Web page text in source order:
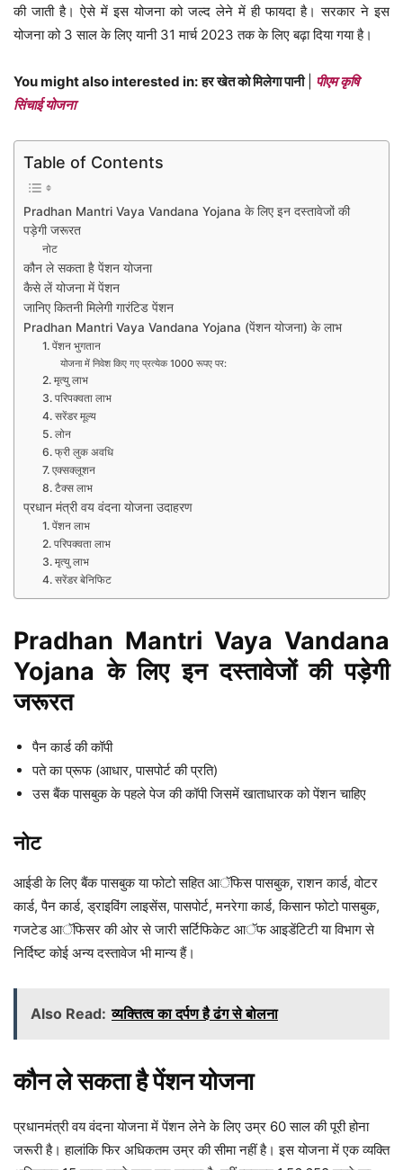
की जाती है। ऐसे में इस योजना को जल्द लेने में ही फायदा है। सरकार ने इस
योजना को 3 साल के लिए यानी 31 मार्च 2023 तक के लिए बढ़ा दिया गया है।
You might also interested in: हर खेत को मिलेगा पानी| पीएम कृषि
सिंचाई योजना
Table of Contents
Pradhan Mantri Vaya Vandana Yojana के लिए इन दस्तावेजों की
पड़ेगी जरूरत
नोट
कौन ले सकता है पेंशन योजना
कैसे लें योजना में पेंशन
जानिए कितनी मिलेगी गारंटिड पेंशन
Pradhan Mantri Vaya Vandana Yojana (पेंशन योजना) के लाभ
1. पेंशन भुगतान
योजना में निवेश किए गए प्रत्येक 1000 रूपए पर:
2. मृत्यु लाभ
3. परिपक्वता लाभ
4. सरेंडर मूल्य
5. लोन
6. फ्री लुक अवधि
7. एक्सक्लूशन
8. टैक्स लाभ
प्रधान मंत्री वय वंदना योजना उदाहरण
1. पेंशन लाभ
2. परिपक्वता लाभ
3. मृत्यु लाभ
4. सरेंडर बेनिफिट
Pradhan Mantri Vaya Vandana
Yojana के लिए इन दस्तावेजों की पड़ेगी
जरूरत
पैन कार्ड की कॉपी
पते का प्रूफ (आधार, पासपोर्ट की प्रति)
उस बैंक पासबुक के पहले पेज की कॉपी जिसमें खाताधारक को पेंशन चाहिए
नोट
आईडी के लिए बैंक पासबुक या फोटो सहित आॅफिस पासबुक, राशन कार्ड, वोटर
कार्ड, पैन कार्ड, ड्राइविंग लाइसेंस, पासपोर्ट, मनरेगा कार्ड, किसान फोटो पासबुक,
गजटेड आॅफिसर की ओर से जारी सर्टिफिकेट आॅफ आइडेंटिटी या विभाग से
निर्दिष्ट कोई अन्य दस्तावेज भी मान्य हैं।
Also Read: व्यक्तित्व का दर्पण है ढंग से बोलना
कौन ले सकता है पेंशन योजना
प्रधानमंत्री वय वंदना योजना में पेंशन लेने के लिए उम्र 60 साल की पूरी होना
जरूरी है। हालांकि फिर अधिकतम उम्र की सीमा नहीं है। इस योजना में एक व्यक्ति